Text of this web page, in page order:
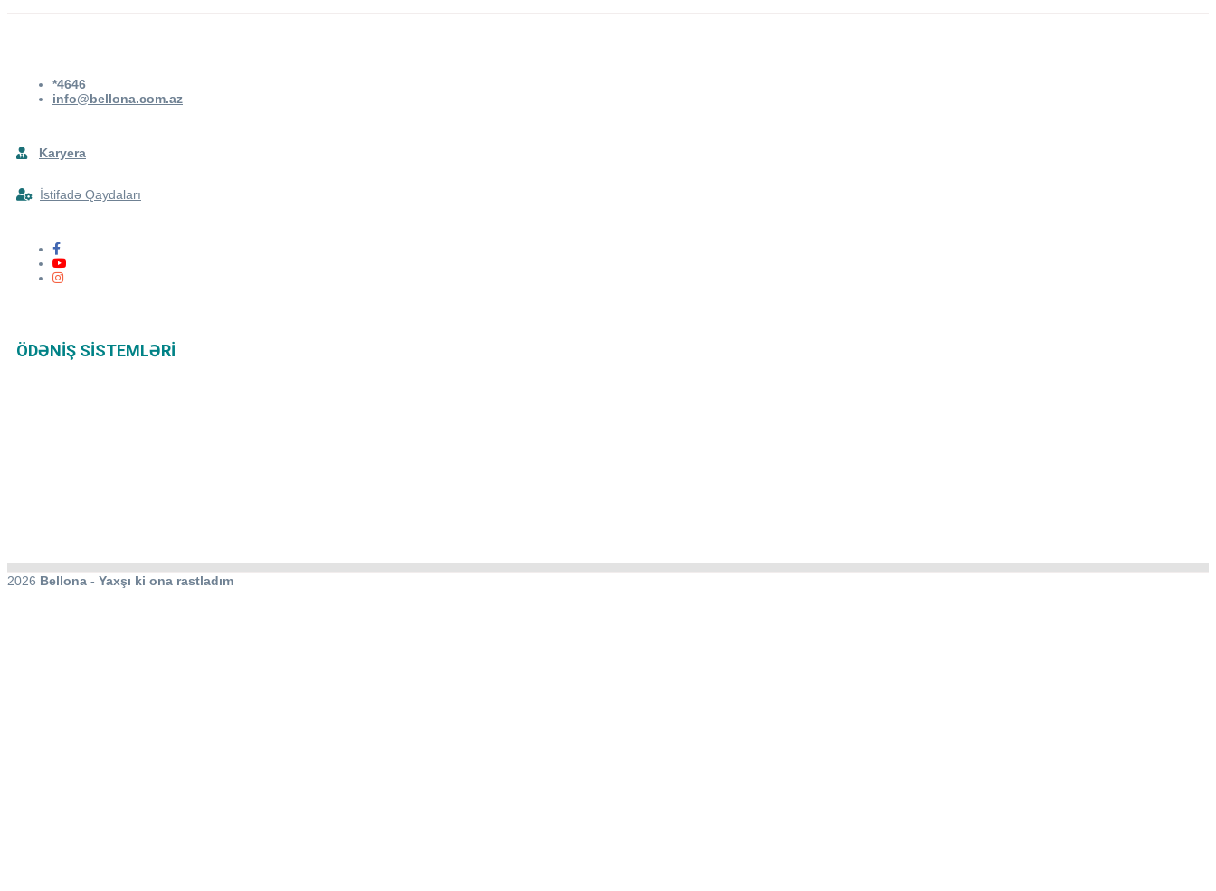
*4646
info@bellona.com.az
Karyera
İstifadə Qaydaları
ÖDƏNIŞ SISTEMLƏRI
2026 Bellona - Yaxşı ki ona rastladım